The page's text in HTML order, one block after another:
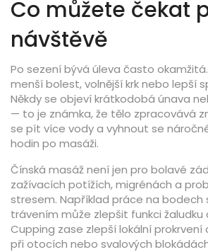
Co můžete čekat
návštěvě
Po sezení bývá úleva často
menší bolest, volnější krk nebo lepší
Někdy se objeví krátkodobá únava
— to je známka, že tělo zpracovává
se pít více vody a vyhnout se
hodin po masáži.
Čínská masáž není jen pro bolavé
zažívacích potížích, migrénách a
stresem. Například práce na bodech
trávením může zlepšit funkci žaludku
Cupping zase zlepší lokální
při otocích nebo svalových